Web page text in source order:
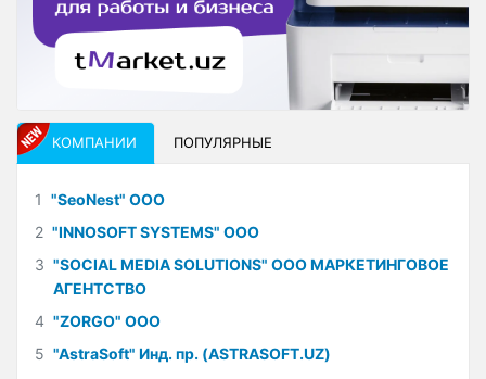
КОМПАНИИ ПОПУЛЯРНЫЕ
1 "SeoNest" ООО
2 "INNOSOFT SYSTEMS" ООО
3 "SOCIAL MEDIA SOLUTIONS" ООО МАРКЕТИНГОВОЕ
АГЕНТСТВО
4 "ZORGO" ООО
5 "AstraSoft" Инд. пр. (ASTRASOFT.UZ)